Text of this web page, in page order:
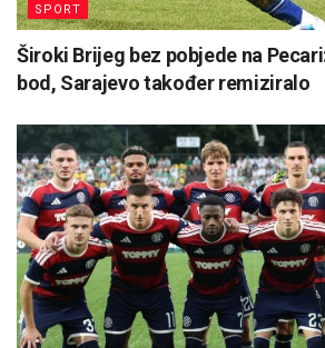
SPORT
Široki Brijeg bez pobjede na
bod, Sarajevo također remiziralo